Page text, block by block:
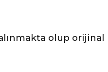
olup orijinal